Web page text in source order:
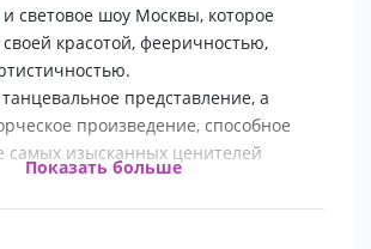
световое шоу Москвы, которое
красотой, фееричностью,
представление, а
произведение, способное
самых изысканных ценителей
шоу с участием зрителей и
Показать больше